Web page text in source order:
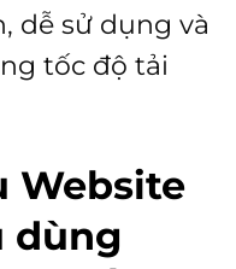
dễ sử dụng và
tốc độ tải
Website
dùng